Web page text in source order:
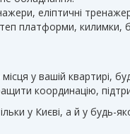
еліптичні
платформи, килимки,
у вашій квартирі,
координацію,
у Києві, а й у будь-